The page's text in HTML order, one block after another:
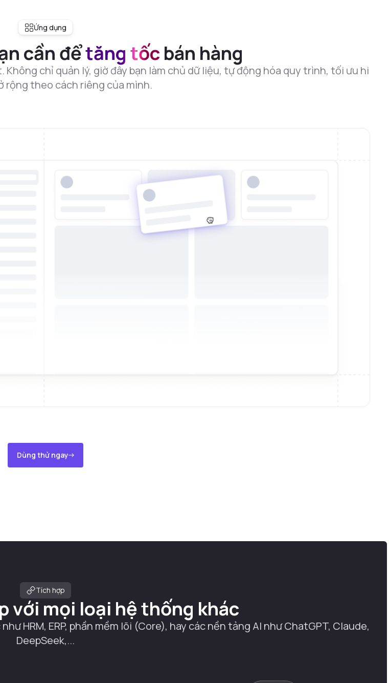
Ứng dụng
cần đểtăng tốc bán hàng
chỉ quản lý, giờ đây bạn làm chủ dữ liệu, tự động hóa quy trình, tối ưu hi
rộng theo cách riêng của mình.
Dùng thử ngay
Tích hợp
với mọi loại hệ thống khác
HRM, ERP, phần mềm lõi (Core), hay các nền tảng AI như ChatGPT, Claude,
DeepSeek,...